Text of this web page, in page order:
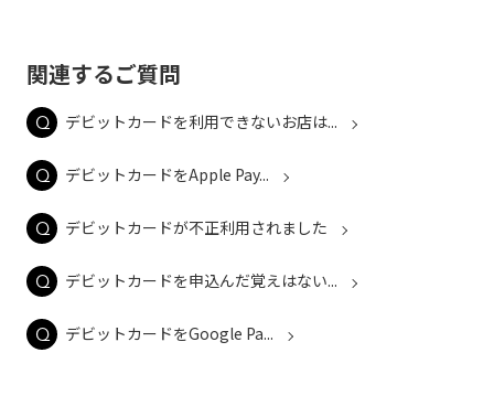
関連するご質問
デビットカードを利用できないお店は...
デビットカードをApple Pay...
デビットカードが不正利用されました
デビットカードを申込んだ覚えはない...
デビットカードをGoogle Pa...